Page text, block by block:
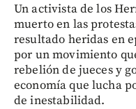
Un activista de los
muerto en las
resultado heridas en
por un movimiento
rebelión de jueces y
economía que lucha
de inestabilidad.